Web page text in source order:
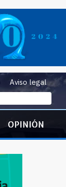
Aviso legal
OPINIÓN